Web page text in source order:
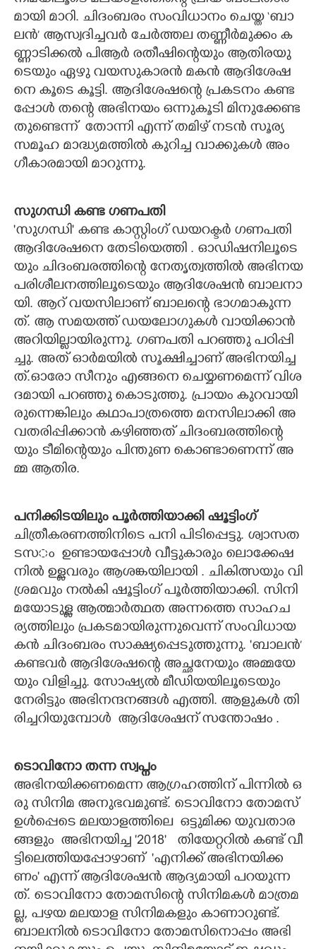
മാ​യി​ ​മാ​റി​.​ ​ചി​ദം​ബ​രം​ ​സം​വി​ധാ​നം​ ​ചെ​യ്ത​ ​‘​ബാ​
ല​ൻ​’​ ​ആസ്വദിച്ചവർ ​ചേ​ർ​ത്ത​ല​ ​ത​ണ്ണീ​ർ​മു​ക്കം​ ​ക​
ണ്ണാ​ടി​ക്ക​ൽ​ ​പിആ​ർ​ ര​തീ​ഷി​ന്റെ​യും​ ​ആ​തി​ര​യു​
ടെ​യും​ ​ഏ​ഴു​ ​വ​യ​സു​കാ​ര​ൻ​ ​മ​ക​ൻ​ ​ആ​ദി​ശേ​ഷ​
നെ​ ​കൂ​ടെ​ ​കൂ​ട്ടി.​ ആ​ദി​ശേ​ഷ​ന്റെ​ ​പ്ര​ക​ട​നം​ ​ക​ണ്ട​
പ്പോ​ൾ​ ​ത​ന്റെ​ ​അ​ഭി​ന​യം ​ഒ​ന്നു​കൂ​ടി​ ​മി​നു​ക്കേ​ണ്ട​
തു​ണ്ടെ​ന്ന് ​ തോ​ന്നി​ ​എ​ന്ന് ​ത​മി​ഴ് ​ന​ട​ൻ​ ​സൂ​ര്യ​ ​
സ​മൂ​ഹ​ ​മാ​ദ്ധ്യ​മ​ത്തി​ൽ​ ​കു​റി​ച്ച​ ​വാ​ക്കു​ക​ൾ​ ​അം​
ഗീ​കാ​ര​മാ​യി​ ​മാ​റു​ന്നു.
സു​ഗ​ന്ധി​ ക​ണ്ട​ ​ഗ​ണ​പ​തി
'​സു​ഗ​ന്ധി​"​ ​ക​ണ്ട​ ​കാ​സ്റ്റിം​ഗ് ​ഡ​യ​റ​ക്ടർ ഗ​ണ​പ​തി​ ​
ആ​ദി​ശേ​ഷ​നെ​ ​തേ​ടി​യെ​ത്തി​ .​ ​ഓ​ഡി​ഷ​നി​ലൂ​ടെ​
യും​ ​ചി​ദം​ബ​ര​ത്തി​ന്റെ​ ​നേ​തൃ​ത്വ​ത്തി​ൽ​ ​അ​ഭി​ന​യ​
​പ​രി​ശീ​ല​ന​ത്തി​ലൂ​ടെ​യും​ ​ആ​ദി​ശേ​ഷ​ൻ​ ​ബാ​ല​നാ​
യി.​ ​ആ​റ് ​വ​യ​സി​ലാ​ണ് ബാ​ല​ന്റെ​ ​ഭാ​ഗ​മാ​കു​ന്ന​
ത്.​ ​ആ​ ​സ​മ​യ​ത്ത് ​ഡ​യ​ലോ​ഗു​കൾ വാ​യി​ക്കാ​ൻ​ ​
അ​റി​യി​ല്ലാ​യി​രു​ന്നു. ഗ​ണ​പ​തി​ ​പ​റ​ഞ്ഞു​ ​പ​ഠി​പ്പി​
ച്ചു.​ ​അ​ത് ​ഓ​ർ​മ​യി​ൽ​ ​സൂ​ക്ഷി​ച്ചാ​ണ് ​അ​ഭി​ന​യി​ച്ച​
ത്.​ഓ​രോ​ ​സീ​നും​ ​എ​ങ്ങ​നെ​ ​ചെ​യ്യ​ണ​മെ​ന്ന് ​വി​ശ​
ദ​മാ​യി​ ​പ​റ​ഞ്ഞു​ ​കൊ​ടു​ത്തു. പ്രാ​യം​ ​കു​റ​വാ​യി​
രു​ന്നെ​ങ്കി​ലും​ ​ക​ഥാ​പാ​ത്ര​ത്തെ​ ​മ​ന​സി​ലാ​ക്കി​ ​അ​
വ​ത​രി​പ്പി​ക്കാ​ൻ​ ​ക​ഴി​ഞ്ഞ​ത് ​ചി​ദം​ബ​ര​ത്തി​ന്റെ​
യും​ ​ടീ​മി​ന്റെ​യും​ ​പി​ന്തു​ണ​ ​കൊ​ണ്ടാ​ണെ​ന്ന് ​അ​
മ്മ​ ​ആ​തി​ര.
പ​നി​ക്കി​ട​യി​ലും​ ​പൂ​ർ​ത്തി​യാ​ക്കി​ ​ഷൂ​ട്ടിം​ഗ്
ചി​ത്രീ​ക​ര​ണ​ത്തി​നി​ടെ​ ​പ​നി​ ​പി​ടി​പ്പെ​ട്ടു.​ ​ശ്വാ​സ​ത​
ട​സ​ം ​ ​ഉ​ണ്ടാ​യ​പ്പോ​ൾ​ ​വീ​ട്ടു​കാ​രും​ ​ലൊ​ക്കേ​ഷ​
നി​ൽ​ ​ഉ​ള്ള​വ​രും​ ​ആ​ശ​ങ്ക​യി​ലാ​യി​ .​ ​ചി​കി​ത്സ​യും​ ​വി​
ശ്ര​മ​വും​ ​ന​ൽ​കി​ ​ഷൂ​ട്ടിം​ഗ് ​പൂ​ർ​ത്തി​യാ​ക്കി. സി​നി​
മ​യോ​ടു​ള്ള​ ​ആ​ത്മാ​ർ​ത്ഥ​ത​ ​അ​ന്ന​ത്തെ​ ​സാ​ഹ​ച​
ര്യ​ത്തി​ലും​ ​പ്ര​ക​ട​മാ​യി​രു​ന്നു​വെ​ന്ന് ​സം​വി​ധാ​യ​
ക​ൻ​ ​ചി​ദം​ബ​രം​ ​സാ​ക്ഷ്യ​പ്പെ​ടു​ത്തു​ന്നു. 'ബാ​ല​ൻ​’​
​ക​ണ്ട​വ​ർ​ ​ആ​ദി​ശേ​ഷ​ന്റെ​ ​അ​ച്ഛ​നേ​യും​ ​അ​മ്മ​യേ​
യും​ ​വി​ളി​ച്ചു.​ ​സോ​ഷ്യ​ൽ​ ​മീ​ഡി​യ​യി​ലൂ​ടെ​യും​ ​
നേ​രി​ട്ടും​ ​അ​ഭി​ന​ന്ദ​ന​ങ്ങ​ൾ​ ​എ​ത്തി.​ ​ആ​ളു​ക​ൾ​ ​തി​
രി​ച്ച​റിയുമ്പോൾ ​ ആ​ദി​ശേ​ഷ​ന് ​സ​ന്തോ​ഷം​ .
ടൊ​വി​നോ​ ​ത​ന്ന​ ​സ്വ​പ്നം
അ​ഭി​ന​യി​ക്ക​ണ​മെ​ന്ന​ ​ആ​ഗ്ര​ഹ​ത്തി​ന് ​പി​ന്നി​ൽ​ ​ഒ​
രു​ ​സി​നി​മ അ​നു​ഭ​വ​മു​ണ്ട്.​ ​ടൊ​വി​നോ​ ​തോ​മ​സ് ​
ഉ​ൾ​പ്പെ​ടെ​ ​മ​ല​യാ​ള​ത്തി​ലെ​ ​ ഒട്ടുമിക്ക യു​വ​താ​ര​
ങ്ങളും ​ ​അ​ഭി​ന​യി​ച്ച​ '2018​' ​ ​ ​തി​യേ​റ്റ​റി​ൽ​ ​ക​ണ്ട് ​വീ​
ട്ടി​ലെ​ത്തി​യ​പ്പോ​ഴാ​ണ് ​ 'എ​നിക്ക് ​അ​ഭി​ന​യി​ക്ക​
ണം​' ​എ​ന്ന് ​ആ​ദി​ശേ​ഷ​ൻ​ ​ആ​ദ്യ​മാ​യി​ ​പ​റ​യു​ന്ന​
ത്. ടൊ​വി​നോ​ ​തോ​മ​സി​ന്റെ​ ​സി​നി​മ​ക​ൾ​ ​മാ​ത്ര​മ​
ല്ല,​ ​പ​ഴ​യ​ ​മ​ല​യാ​ള​ ​സി​നി​മ​ക​ളും​ ​കാ​ണാ​റു​ണ്ട്.​ ​
ബാ​ല​നി​ൽ​ ​ടൊ​വി​നോ​ ​തോ​മ​സി​നൊ​പ്പം​ ​അ​ഭി​